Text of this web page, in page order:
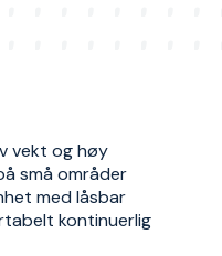
vekt og høy
små områder
med låsbar
kontinuerlig